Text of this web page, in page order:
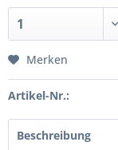
Merken
Artikel-Nr.:
Beschreibung